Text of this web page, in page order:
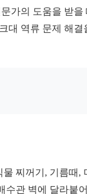
가의 도움을 받
대 역류 문제 해
찌꺼기, 기름때
관 벽에 달라붙